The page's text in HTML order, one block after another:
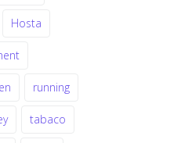
Hosta
running
tabaco